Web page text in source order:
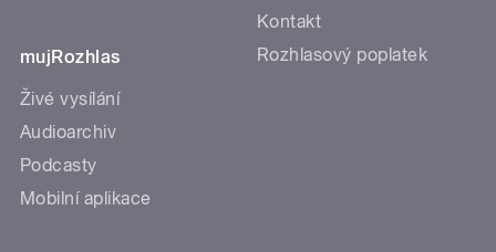
mujRozhlas
Živé vysílání
Audioarchiv
Podcasty
Mobilní aplikace
Kontakt
Rozhlasový poplatek